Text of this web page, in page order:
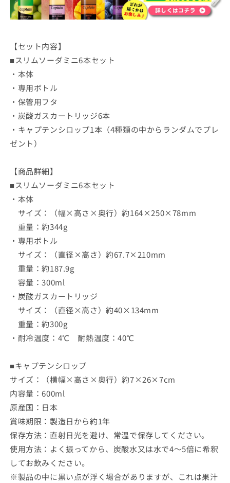
【セット内容】
■スリムソーダミニ6本セット
・本体
・専用ボトル
・保管用フタ
・炭酸ガスカートリッジ6本
・キャプテンシロップ1本（4種類の中からランダムでプレ
ゼント）
【商品詳細】
■スリムソーダミニ6本セット
・本体
サイズ：（幅×高さ×奥行）約164×250×78mm
重量：約344g
・専用ボトル
サイズ：（直径×高さ）約67.7×210mm
重量：約187.9g
容量：300ml
・炭酸ガスカートリッジ
サイズ：（直径×高さ）約40×134mm
重量：約300g
・耐冷温度：4℃ 耐熱温度：40℃
■キャプテンシロップ
サイズ：（横幅×高さ×奥行）約7×26×7cm
内容量：600ml
原産国：日本
賞味期限：製造日から約1年
保存方法：直射日光を避け、常温で保存してください。
使用方法：よく振ってから、炭酸水又は水で4～5倍に希釈
してお飲みください。
※製品の中に黒い点が浮く場合がありますが、これは果汁